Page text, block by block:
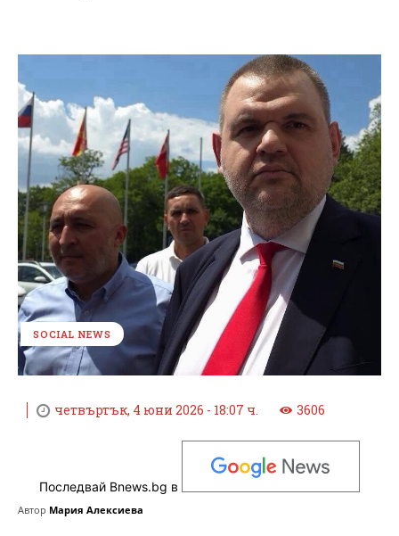
SOCIAL NEWS
четвъртък, 4 юни 2026 - 18:07 ч. 3606
Последвай Bnews.bg в
Автор Мария Алексиева